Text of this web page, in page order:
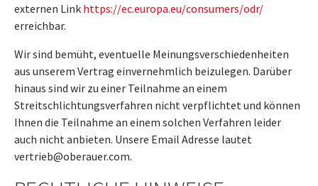
externen Link https://ec.europa.eu/consumers/odr/
erreichbar.
Wir sind bemüht, eventuelle Meinungsverschiedenheiten
aus unserem Vertrag einvernehmlich beizulegen. Darüber
hinaus sind wir zu einer Teilnahme an einem
Streitschlichtungsverfahren nicht verpflichtet und können
Ihnen die Teilnahme an einem solchen Verfahren leider
auch nicht anbieten. Unsere Email Adresse lautet
vertrieb@oberauer.com.